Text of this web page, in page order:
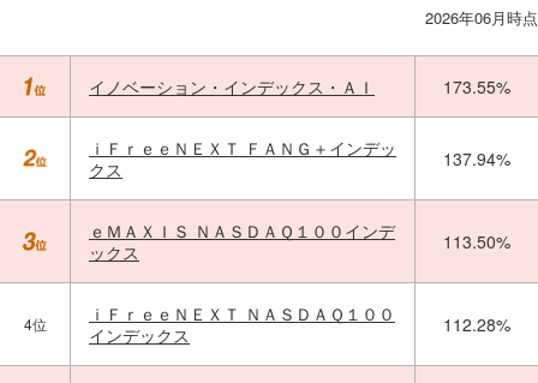
2026年06月時点
イノベーション・インデックス・ＡＩ 173.55%
ｉＦｒｅｅＮＥＸＴ ＦＡＮＧ＋インデッ
クス
137.94%
ｅＭＡＸＩＳ ＮＡＳＤＡＱ１００インデ
ックス
113.50%
4位
ｉＦｒｅｅＮＥＸＴ ＮＡＳＤＡＱ１００
インデックス
112.28%